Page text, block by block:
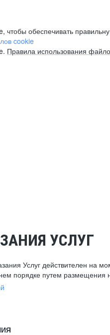
обеспечивать
cookie
Правила использования
УСЛУГ
Услуг действителен на
порядке путем размещения